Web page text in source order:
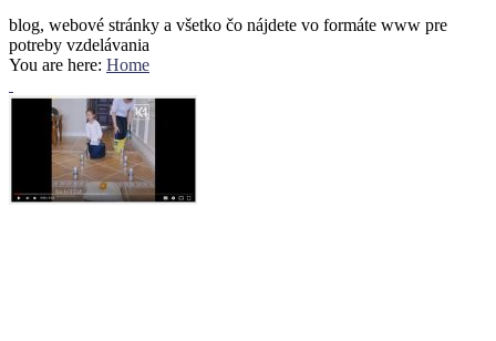
blog, webové stránky a všetko čo nájdete vo formáte www pre
potreby vzdelávania
You are here: Home